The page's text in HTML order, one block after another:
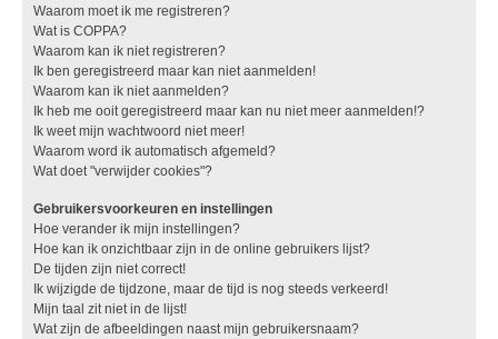
Waarom moet ik me registreren?
Wat is COPPA?
Waarom kan ik niet registreren?
Ik ben geregistreerd maar kan niet aanmelden!
Waarom kan ik niet aanmelden?
Ik heb me ooit geregistreerd maar kan nu niet meer aanmelden!?
Ik weet mijn wachtwoord niet meer!
Waarom word ik automatisch afgemeld?
Wat doet "verwijder cookies"?
Gebruikersvoorkeuren en instellingen
Hoe verander ik mijn instellingen?
Hoe kan ik onzichtbaar zijn in de online gebruikers lijst?
De tijden zijn niet correct!
Ik wijzigde de tijdzone, maar de tijd is nog steeds verkeerd!
Mijn taal zit niet in de lijst!
Wat zijn de afbeeldingen naast mijn gebruikersnaam?